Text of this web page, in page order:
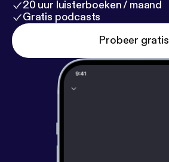
20 uur luisterboeken / maand
Gratis podcasts
Probeer gratis